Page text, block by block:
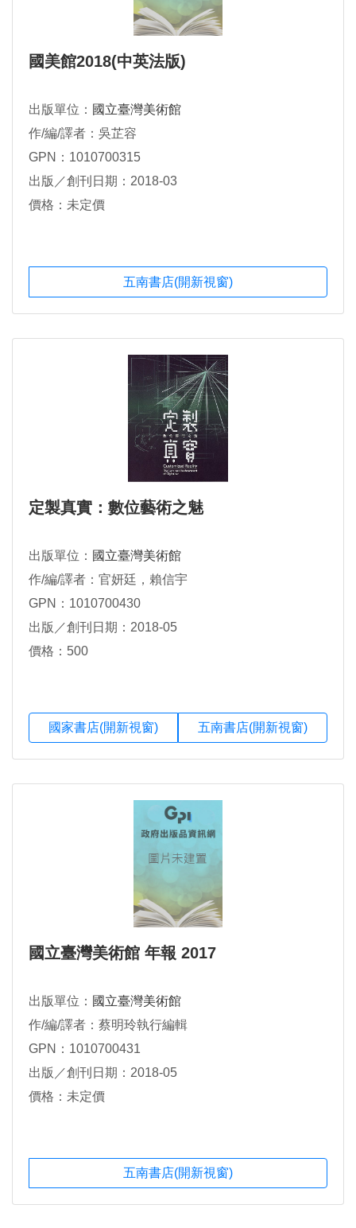
國美館2018(中英法版)
出版單位： 國立臺灣美術館
作/編/譯者：吳芷容
GPN：1010700315
出版／創刊日期：2018-03
價格：未定價
五南書店(開新視窗)
定製真實：數位藝術之魅
出版單位： 國立臺灣美術館
作/編/譯者：官妍廷，賴信宇
GPN：1010700430
出版／創刊日期：2018-05
價格：500
國家書店(開新視窗) 五南書店(開新視窗)
國立臺灣美術館 年報 2017
出版單位： 國立臺灣美術館
作/編/譯者：蔡明玲執行編輯
GPN：1010700431
出版／創刊日期：2018-05
價格：未定價
五南書店(開新視窗)